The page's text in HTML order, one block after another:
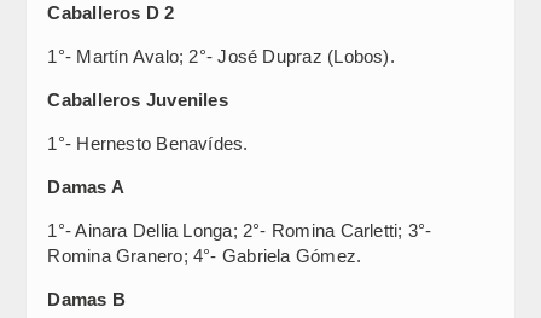
Caballeros D 2
1°- Martín Avalo; 2°- José Dupraz (Lobos).
Caballeros Juveniles
1°- Hernesto Benavídes.
Damas A
1°- Ainara Dellia Longa; 2°- Romina Carletti; 3°-
Romina Granero; 4°- Gabriela Gómez.
Damas B